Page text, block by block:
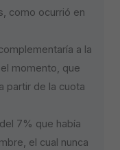
como ocurrió en
a la
momento, que
partir de la cuota
7% que había
el cual nunca